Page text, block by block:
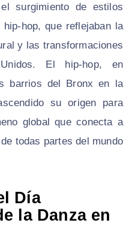
surgimiento de estilos
hop, que reflejaban la
y las transformaciones
El hip-hop, en
barrios del Bronx en la
su origen para
global que conecta a
todas partes del mundo.
Día
la Danza en